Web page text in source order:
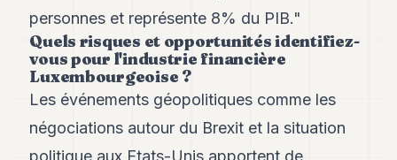
10
Andy
9
Andy
8
Andy
7
6
personnes et représente 8% du PIB."
Quels risques et opportunités identifiez-
vous pour l'industrie financière
Luxembourgeoise ?
Les événements géopolitiques comme les
négociations autour du Brexit et la situation
politique aux Etats-Unis apportent de